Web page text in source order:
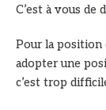
C’est à vous de
Pour la position
adopter une
c’est trop